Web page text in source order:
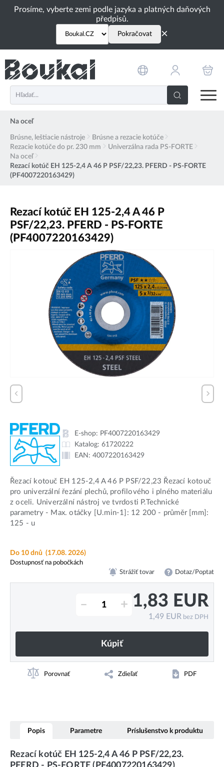
Prosíme, vyberte zemi podle jazyka a platných daňových
předpisů.
Pokračovat ×
Na oceľ
Brúsne, leštiacie nástroje
Brúsne a rezacie kotúče
Rezacie kotúče do pr. 230 mm
Univerzálna rada PS-FORTE
Na oceľ
Rezací kotúč EH 125-2,4 A 46 P PSF/22,23. PFERD - PS-FORTE
(PF4007220163429)
Rezací kotúč EH 125-2,4 A 46 P
PSF/22,23. PFERD - PS-FORTE
(PF4007220163429)
E-shop: PF4007220163429
Katalog: 61720222
EAN: 4007220163429
Řezací kotouč EH 125-2,4 A 46 P PSF/22,23 Řezací kotouč
pro univerzální řezání plechů, profilového i plného materiálu
z oceli. Univerzální nástroj ve tvrdosti P.Technické
parametry - Max. otáčky [U.min-1]: 12 200 - průměr [mm]:
125 - u
Do 10 dnů (17.08. 2026)
Dostupnosť na pobočkách
Strážiť tovar Dotaz/Poptat
– + 1,83 EUR
1,49 EUR bez DPH
Kúpiť
Porovnať Zdieľať PDF
Popis Parametre Príslušenstvo k produktu
Rezací kotúč EH 125-2,4 A 46 P PSF/22,23.